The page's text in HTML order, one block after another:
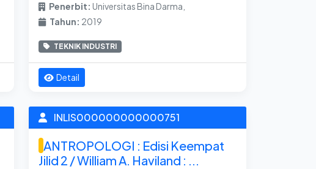
Penerbit: Universitas Bina Darma,
Tahun: 2019
TEKNIK INDUSTRI
Detail
INLIS000000000000751
ANTROPOLOGI : Edisi Keempat
Jilid 2 / William A. Haviland : ...